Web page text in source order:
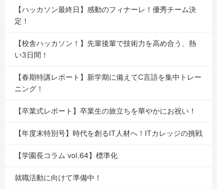
【ハッカソン最終日】感動のフィナーレ！優秀チーム決
定！
【校舎ハッカソン！】先輩後輩で技術力を高め合う、熱
い3日間！
【春期特講レポート】新学期に備えてC言語を集中トレー
ニング！
【卒業式レポート】卒業生の旅立ちを華やかにお祝い！
【年度末特別号】時代を創るIT人材へ！ITカレッジの挑戦
【学園長コラム vol.64】標準化
就職活動に向けて準備中！